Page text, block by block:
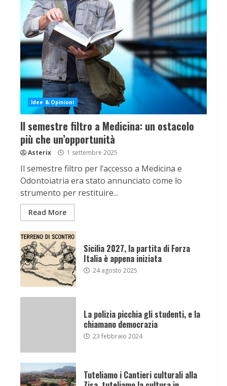
Idee & Opinioni
Il semestre filtro a Medicina: un ostacolo
più che un’opportunità
Asterix 1 settembre 2025
Il semestre filtro per l’accesso a Medicina e
Odontoiatria era stato annunciato come lo
strumento per restituire...
Read More
Sicilia 2027, la partita di Forza
Italia è appena iniziata
24 agosto 2025
La polizia picchia gli studenti, e la
chiamano democrazia
23 febbraio 2024
Tuteliamo i Cantieri culturali alla